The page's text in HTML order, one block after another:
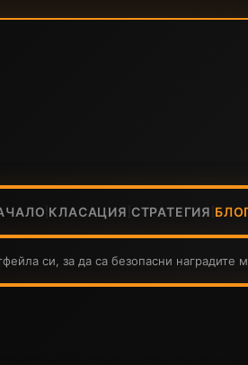
КЛАСАЦИЯ СТРАТЕГИЯ
си, за да са безопасни наградите